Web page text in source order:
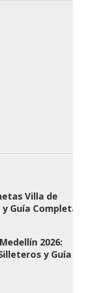
Villa de
Guía Completa
2026:
y Guía